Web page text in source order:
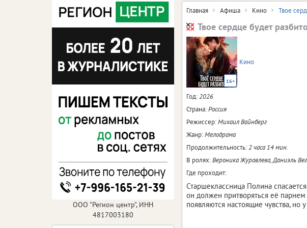
Главная Афиша Кино Твое
Твое сердце будет разбито
16+
Кино
Год:2026
Страна:Россия
Режиссер:Михаил Вайнберг
Жанр:Мелодрама
Продолжительность:2 часа 14 мин.
В ролях:Вероника Журавлева, Даниэль
Где проходит:
Старшеклассница Полина
он должен притворяться её
появляются настоящие чувства,
ООО "Регион центр", ИНН
4817003180